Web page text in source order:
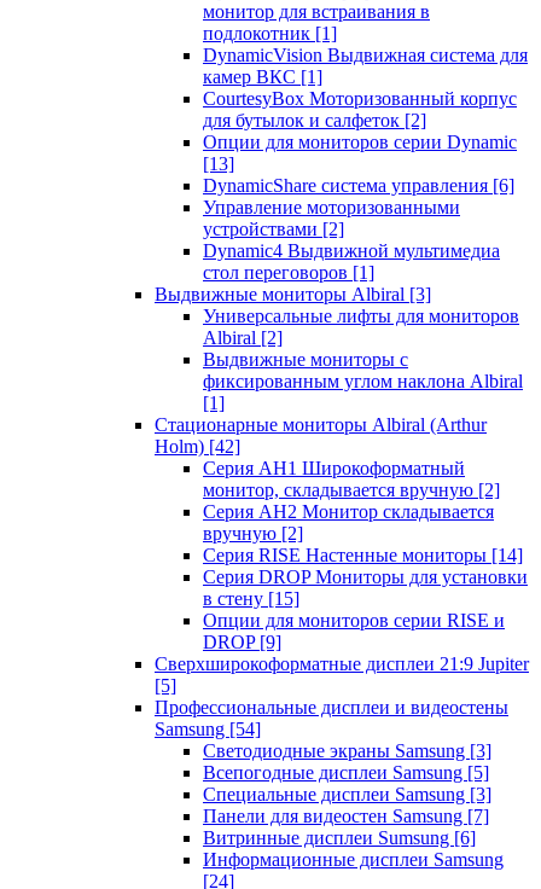
монитор для встраивания в
подлокотник [1]
DynamicVision Выдвижная система для
камер ВКС [1]
CourtesyBox Моторизованный корпус
для бутылок и салфеток [2]
Опции для мониторов серии Dynamic
[13]
DynamicShare система управления [6]
Управление моторизованными
устройствами [2]
Dynamic4 Выдвижной мультимедиа
стол переговоров [1]
Выдвижные мониторы Albiral [3]
Универсальные лифты для мониторов
Albiral [2]
Выдвижные мониторы с
фиксированным углом наклона Albiral
[1]
Стационарные мониторы Albiral (Arthur
Holm) [42]
Серия AH1 Широкоформатный
монитор, складывается вручную [2]
Серия AH2 Монитор складывается
вручную [2]
Серия RISE Настенные мониторы [14]
Серия DROP Мониторы для установки
в стену [15]
Опции для мониторов серии RISE и
DROP [9]
Сверхширокоформатные дисплеи 21:9 Jupiter
[5]
Профессиональные дисплеи и видеостены
Samsung [54]
Светодиодные экраны Samsung [3]
Всепогодные дисплеи Samsung [5]
Специальные дисплеи Samsung [3]
Панели для видеостен Samsung [7]
Витринные дисплеи Sumsung [6]
Информационные дисплеи Samsung
[24]